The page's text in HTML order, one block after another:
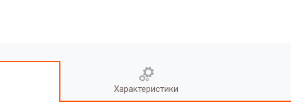
Характеристики